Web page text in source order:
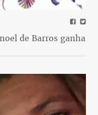
de Barros ganha